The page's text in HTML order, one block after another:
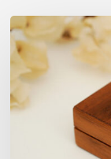
Joias
para
presentear
no